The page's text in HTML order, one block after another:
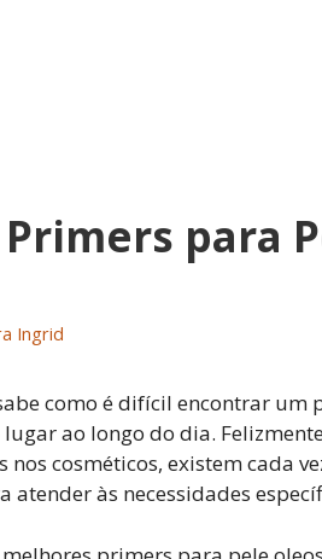
para
Ingrid
como é difícil encontrar
ao longo do dia.
cosméticos, existem cada
às necessidades